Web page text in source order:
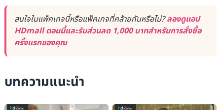
สนใจในแพ็คเกจนี้หรือแพ็คเกจที่คล้ายกันหรือไม่?ลองดูแอป
HDmall ตอนนี้และรับส่วนลด 1,000 บาทสำหรับการสั่งซื้อ
ครั้งแรกของคุณ
บทความแนะนำ